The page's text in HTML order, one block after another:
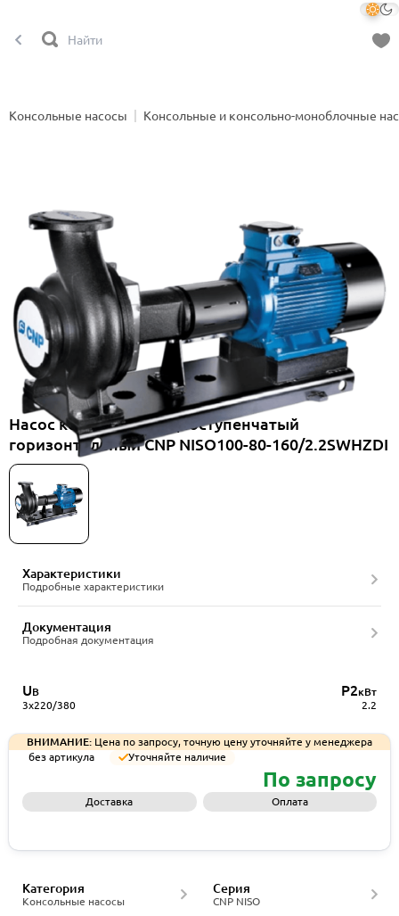
Консольные насосы Консольные и консольно-моноблочные
Насос консольный одноступенчатый
горизонтальный CNP NISO100-80-160/2.2SWHZDI
Характеристики
Подробные характеристики
Документация
Подробная документация
UВ
3x220/380
P2кВт
2.2
ВНИМАНИЕ: Цена по запросу, точную цену уточняйте у менеджера
без артикула
Уточняйте наличие
По запросу
Доставка Оплата
Консольные насосы
Категория
CNP NISO
Серия